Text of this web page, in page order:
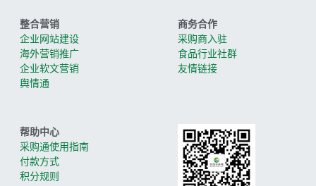
整合营销
企业网站建设
海外营销推广
企业软文营销
舆情通
商务合作
采购商入驻
食品行业社群
友情链接
帮助中心
采购通使用指南
付款方式
积分规则